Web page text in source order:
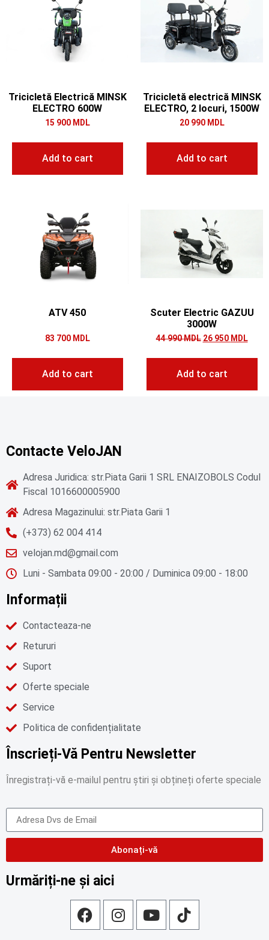
Tricicletă Electrică MINSK
ELECTRO 600W
15 900 MDL
Add to cart
Tricicletă electrică MINSK
ELECTRO, 2 locuri, 1500W
20 990 MDL
Add to cart
ATV 450
83 700 MDL
Add to cart
Scuter Electric GAZUU
3000W
44 990MDL 26 950 MDL
Add to cart
Contacte VeloJAN
Adresa Juridica: str.Piata Garii 1 SRL ENAIZOBOLS Codul
Fiscal 1016600005900
Adresa Magazinului: str.Piata Garii 1
(+373) 62 004 414
velojan.md@gmail.com
Luni - Sambata 09:00 - 20:00 / Duminica 09:00 - 18:00
Informații
Contacteaza-ne
Retururi
Suport
Oferte speciale
Service
Politica de confidențialitate
Înscrieți-Vă Pentru Newsletter
Înregistrați-vă e-mailul pentru știri și obțineți oferte speciale
Abonați-vă
Urmăriți-ne și aici